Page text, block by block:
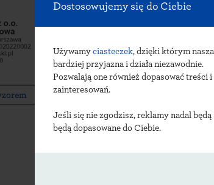
Dostosowujemy się do Ciebie
Używamy ciasteczek, dzięki którym
bardziej przyjazna i działa niezawodnie.
Pozwalają one również dopasować treści
zainteresowań.
Jeśli się nie zgodzisz, reklamy nadal
będą dopasowane do Ciebie.
Producent:Colop
Wymiary odbicia:
Typ poduszki:
Drewniany stempel
każdego, kto w
Wydaje się, że